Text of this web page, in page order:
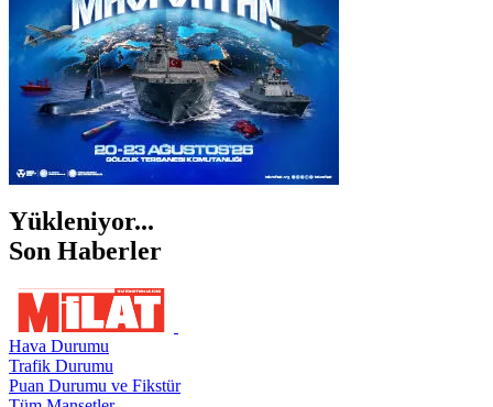
Yükleniyor...
Son Haberler
Hava Durumu
Trafik Durumu
Puan Durumu ve Fikstür